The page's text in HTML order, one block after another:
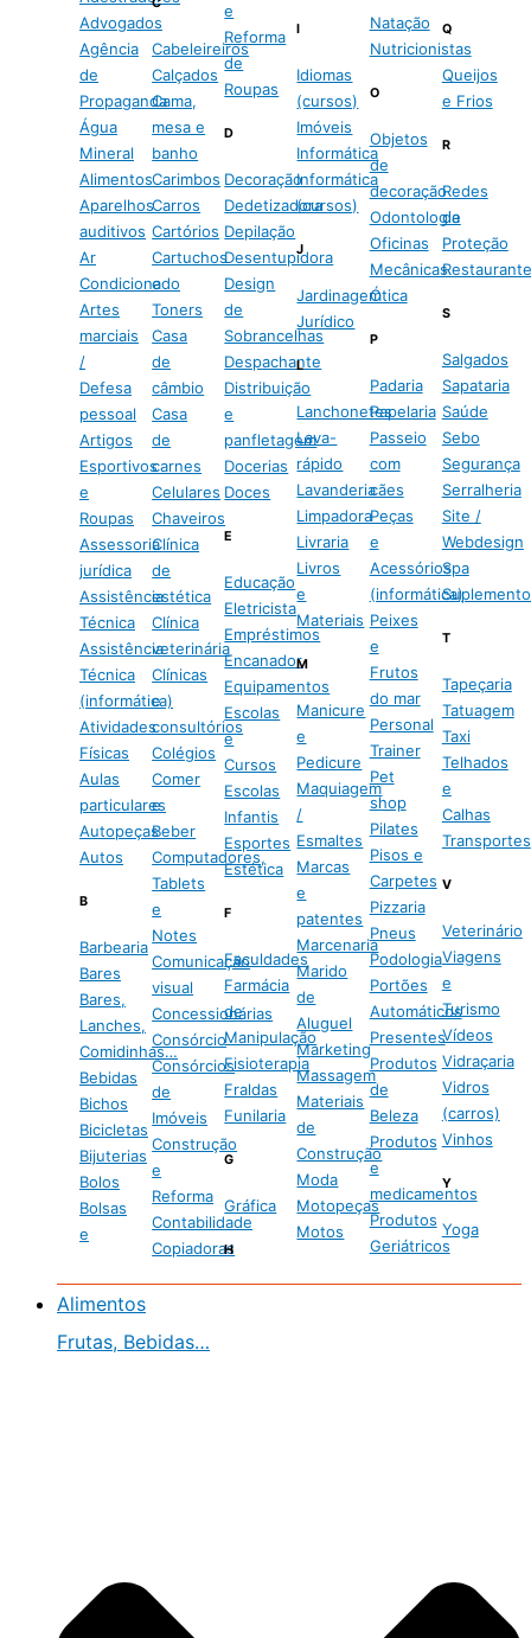
Advogados
Agência
de
Propaganda
Água
Mineral
Alimentos
Aparelhos
auditivos
Ar
Condicionado
Artes
marciais
/
Defesa
pessoal
Artigos
Esportivos
e
Roupas
Assessoria
jurídica
Assistência
Técnica
Assistência
Técnica
(informática)
Atividades
Físicas
Aulas
particulares
Autopeças
Autos
B
Barbearia
Bares
Bares,
Lanches,
Comidinhas…
Bebidas
Bichos
Bicicletas
Bijuterias
Bolos
Bolsas
e
Cabeleireiros
Calçados
Cama,
mesa e
banho
Carimbos
Carros
Cartórios
Cartuchos
e
Toners
Casa
de
câmbio
Casa
de
carnes
Celulares
Chaveiros
Clínica
de
estética
Clínica
veterinária
Clínicas
e
consultórios
Colégios
Comer
e
Beber
Computadores,
Tablets
e
Notes
Comunicação
visual
Concessionárias
Consórcio
Consórcios
de
Imóveis
Construção
e
Reforma
Contabilidade
Copiadoras
e
Reforma
de
Roupas
D
Decoração
Dedetizadora
Depilação
Desentupidora
Design
de
Sobrancelhas
Despachante
Distribuição
e
panfletagem
Docerias
Doces
E
Educação
Eletricista
Empréstimos
Encanador
Equipamentos
Escolas
e
Cursos
Escolas
Infantis
Esportes
Estética
F
Faculdades
Farmácia
de
Manipulação
Fisioterapia
Fraldas
Funilaria
G
Gráfica
H
I
Idiomas
(cursos)
Imóveis
Informática
Informática
(cursos)
J
Jardinagem
Jurídico
L
Lanchonetes
Lava-
rápido
Lavanderia
Limpadora
Livraria
Livros
e
Materiais
M
Manicure
e
Pedicure
Maquiagem
/
Esmaltes
Marcas
e
patentes
Marcenaria
Marido
de
Aluguel
Marketing
Massagem
Materiais
de
Construção
Moda
Motopeças
Motos
Natação
Nutricionistas
O
Objetos
de
decoração
Odontologia
Oficinas
Mecânicas
Ótica
P
Padaria
Papelaria
Passeio
com
cães
Peças
e
Acessórios
(informática)
Peixes
e
Frutos
do mar
Personal
Trainer
Pet
shop
Pilates
Pisos e
Carpetes
Pizzaria
Pneus
Podologia
Portões
Automáticos
Presentes
Produtos
de
Beleza
Produtos
e
medicamentos
Produtos
Geriátricos
Q
Queijos
e Frios
R
Redes
de
Proteção
S
Salgados
Sapataria
Saúde
Sebo
Segurança
Serralheria
Site /
Webdesign
Spa
T
Tapeçaria
Tatuagem
Taxi
Telhados
e
Calhas
Transportes
V
Veterinário
Viagens
e
Turismo
Vídeos
Vidraçaria
Vidros
(carros)
Vinhos
Y
Yoga
Alimentos
Frutas, Bebidas…